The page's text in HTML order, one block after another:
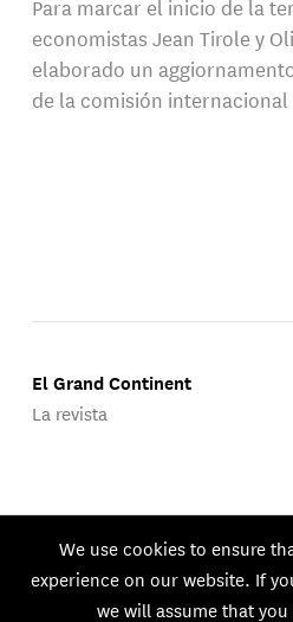
Para marcar el inicio de la
economistas Jean Tirole y
elaborado un
de la comisión
El Grand Continent
La revista
© 2026 GEG. Todos los
We use cookies to ensure
experience on our website. If
we will assume that